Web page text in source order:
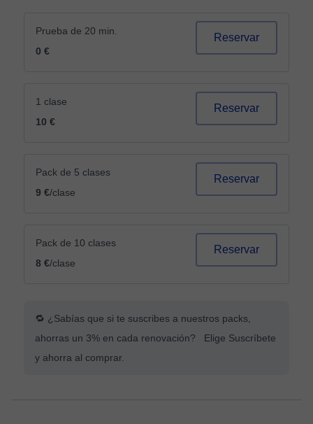
Prueba de 20 min.
0 €
Reservar
1 clase
10 €
Reservar
Pack de 5 clases
9 €/clase
Reservar
Pack de 10 clases
8 €/clase
Reservar
🔁 ¿Sabías que si te suscribes a nuestros packs,
ahorras un 3% en cada renovación? Elige Suscríbete
y ahorra al comprar.